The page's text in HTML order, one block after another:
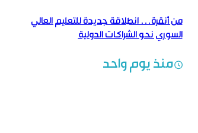
من أنقرة… انطلاقة جديدة للتعليم العالي
السوري نحو الشراكات الدولية
منذ يوم واحد